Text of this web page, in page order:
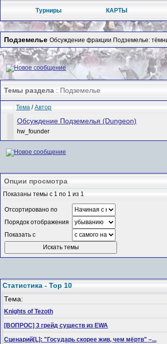
Турниры КАРТЫ
Подземелье Обсуждение фракции Подземелье:
Темы раздела : Подземелье
Тема /Автор
Обсуждение Подземелья (Dungeon)
hw_founder
Опции просмотра
Показаны темы с 1 по 1 из 1
Отсортировано по
Порядок отображения
Показать с
Статистика - Top 10
Тема:
Knights of Tezoth
[ВОПРОС] 3 грейд существ из EWA
Сценарий[L]: "Государь скорее жив, чем мёртв" –...